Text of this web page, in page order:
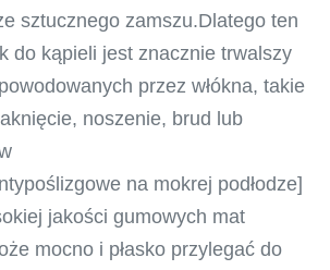
sztucznego zamszu.Dlatego ten
do kąpieli jest znacznie trwalszy
przez włókna, takie
noszenie, brud lub
na mokrej podłodze]
jakości gumowych mat
mocno i płasko przylegać do